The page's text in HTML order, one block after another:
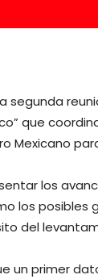
segunda
que
Mexicano
los
los
del
un primer